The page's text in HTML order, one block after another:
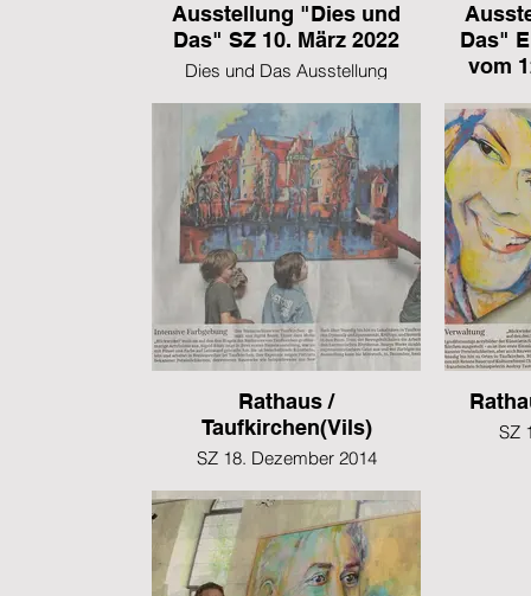
Ausstellung "Dies und
Das" SZ 10. März 2022
Dies und Das Ausstellung
Das"
vom
Rathaus /
Taufkirchen(Vils)
SZ 18. Dezember 2014
SZ